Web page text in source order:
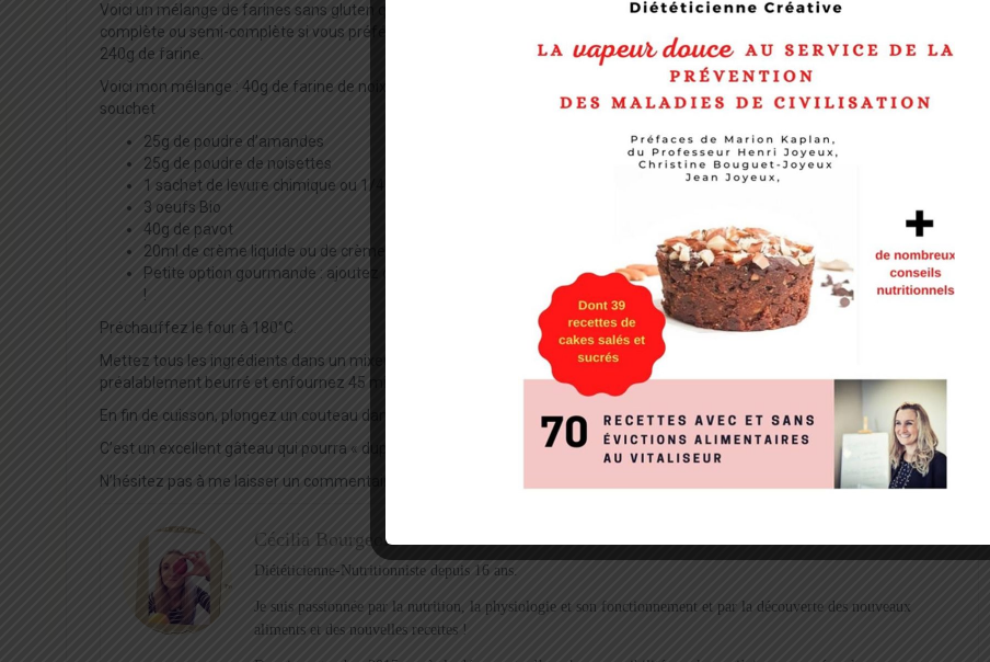
Voici un mélange de farines sans gluten que vous pourrez utiliser, auquel cas, choisissez uniquement de la farine de blé
complète ou semi-complète si vous préférez le blé, ou de la farine de sarrasin qui est sans gluten : au total vous aurez besoin de
240g de farine.
Voici mon mélange : 40g de farine de noix de coco + 40g de farine de sarrasin + 40g de farine de
souchet + 60g de farine de châtaigne + 60g de farine de riz complet
25g de poudre d’amandes
25g de poudre de noisettes
1 sachet de levure chimique ou 1/4 de cuillère à café de bicarbonate de sodium
3 oeufs Bio
40g de pavot
20ml de crème liquide ou de crème végétale ou de lait végétal Bio
Petite option gourmande : ajoutez des pépites de chocolat noir, qui aura pour action de réhausser le goût de votre gâteau
!
Préchauffez le four à 180°C.
Mettez tous les ingrédients dans un mixeur ou un appareil mélangeur. Mettre la préparation dans un moule à cake
préalablement beurré et enfournez 45 minutes.
En fin de cuisson, plongez un couteau dans le gâteau afin de vérifier sa cuisson, il doit ressortir sec.
C’est un excellent gâteau qui pourra « duper » n’importe quel personne récalcitrante à la consommation des légumes !
N’hésitez pas à me laisser un commentaire lorsque vous l’aurez testé !
Cécilia Bourgeois
Diététicienne-Nutritionniste depuis 16 ans.
Je suis passionnée par la nutrition, la physiologie et son fonctionnement et par la découverte des nouveaux
aliments et des nouvelles recettes !